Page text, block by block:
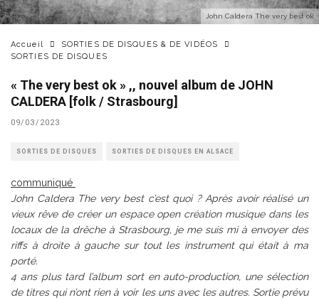
John Caldera The very best ok
Accueil
SORTIES DE DISQUES & DE VIDÉOS
SORTIES DE DISQUES
« The very best ok » ,, nouvel album de JOHN
CALDERA [folk / Strasbourg]
09/03/2023
SORTIES DE DISQUES SORTIES DE DISQUES EN ALSACE
communiqué
John Caldera The very best c’est quoi ? Après avoir réalisé un
vieux rêve de créer un espace open création musique dans les
locaux de la drêche à Strasbourg, je me suis mi à envoyer des
riffs à droite à gauche sur tout les instrument qui était à ma
porté.
4 ans plus tard l’album sort en auto-production, une sélection
de titres qui n’ont rien à voir les uns avec les autres. Sortie prévu